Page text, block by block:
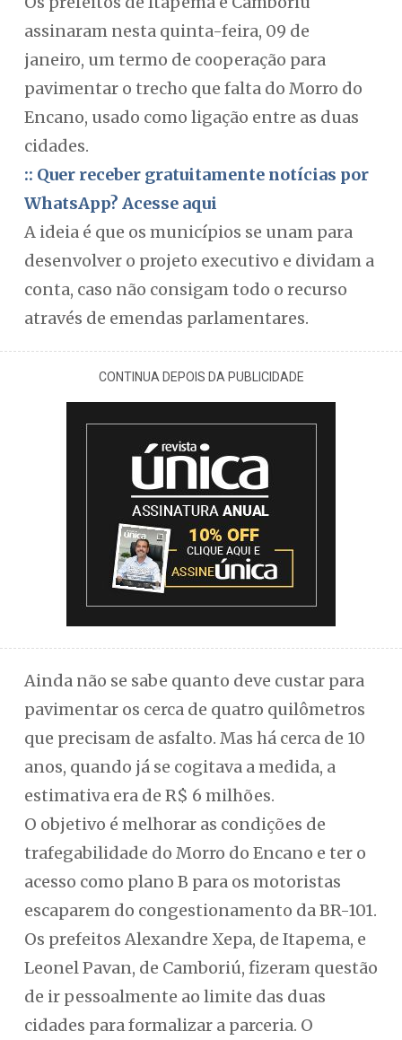
assinaram nesta quinta-feira, 09 de
janeiro, um termo de cooperação para
pavimentar o trecho que falta do Morro do
Encano, usado como ligação entre as duas
cidades.
:: Quer receber gratuitamente notícias por
WhatsApp? Acesse aqui
A ideia é que os municípios se unam para
desenvolver o projeto executivo e dividam a
conta, caso não consigam todo o recurso
através de emendas parlamentares.
CONTINUA DEPOIS DA PUBLICIDADE
Ainda não se sabe quanto deve custar para
pavimentar os cerca de quatro quilômetros
que precisam de asfalto. Mas há cerca de 10
anos, quando já se cogitava a medida, a
estimativa era de R$ 6 milhões.
O objetivo é melhorar as condições de
trafegabilidade do Morro do Encano e ter o
acesso como plano B para os motoristas
escaparem do congestionamento da BR-101.
Os prefeitos Alexandre Xepa, de Itapema, e
Leonel Pavan, de Camboriú, fizeram questão
de ir pessoalmente ao limite das duas
cidades para formalizar a parceria. O